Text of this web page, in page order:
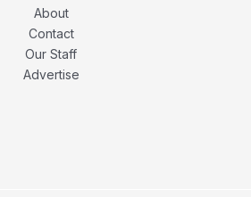
About
Contact
Our Staff
Advertise